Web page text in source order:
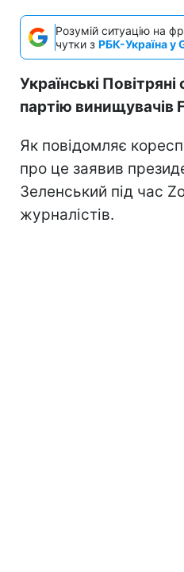
Розумій ситуацію на
чутки з РБК-Україна у
Українські
партію винищувачів
Як повідомляє
про це заявив
Зеленський під час
журналістів.